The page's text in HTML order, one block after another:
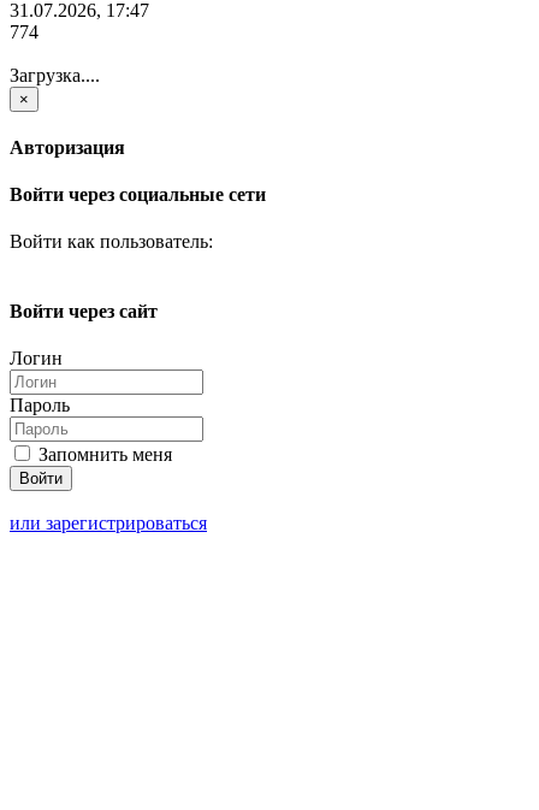
31.07.2026, 17:47
774
Загрузка....
×
Авторизация
Войти через социальные сети
Войти как пользователь:
Войти через сайт
Логин
Пароль
Запомнить меня
или зарегистрироваться